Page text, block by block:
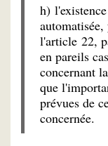
h)
l'article 22,
en pareils
concernant
que
prévues de
concernée.